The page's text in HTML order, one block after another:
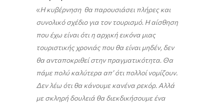
«Η κυβέρνηση θα παρουσιάσει πλήρες και
συνολικό σχέδιο για τον τουρισμό. Η αίσθηση
που έχω είναι ότι η αρχική εικόνα μιας
τουριστικής χρονιάς που θα είναι μηδέν, δεν
θα ανταποκριθεί στην πραγματικότητα. Θα
πάμε πολύ καλύτερα απ’ ότι πολλοί νομίζουν.
Δεν λέω ότι θα κάνουμε κανένα ρεκόρ. Αλλά
με σκληρή δουλειά θα διεκδικήσουμε ένα